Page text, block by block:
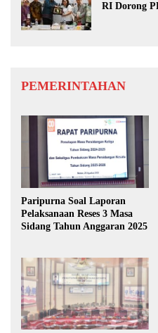
RI Dorong
PEMERINTAHAN
Paripurna Soal Laporan
Pelaksanaan Reses 3 Masa
Sidang Tahun Anggaran 2025